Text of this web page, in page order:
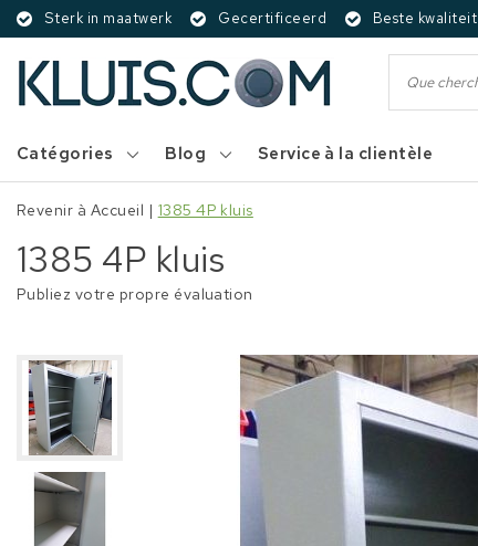
Sterk in maatwerk Gecertificeerd Beste kwaliteit
Catégories Blog Service à la clientèle
Revenir à Accueil | 1385 4P kluis
1385 4P kluis
Publiez votre propre évaluation